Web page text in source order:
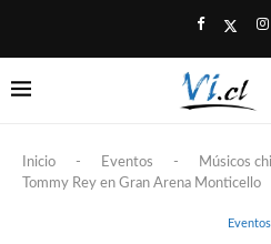
Inicio - Eventos -
Músicos
Tommy Rey en Gran Arena Monticello
Eventos